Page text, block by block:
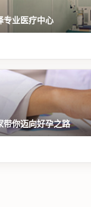
专业医疗中心
你迈向好孕之路